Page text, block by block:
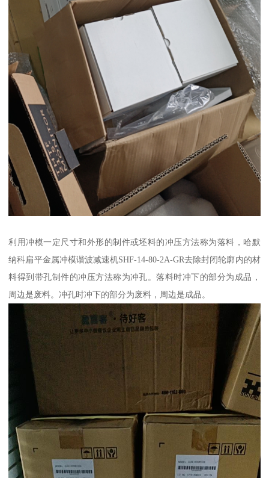
利用冲模一定尺寸和外形的制件或坯料的冲压方法称为落料，哈默
纳科扁平金属冲模谐波减速机SHF-14-80-2A-GR去除封闭轮廓内的材
料得到带孔制件的冲压方法称为冲孔。落料时冲下的部分为成品，
周边是废料。冲孔时冲下的部分为废料，周边是成品。